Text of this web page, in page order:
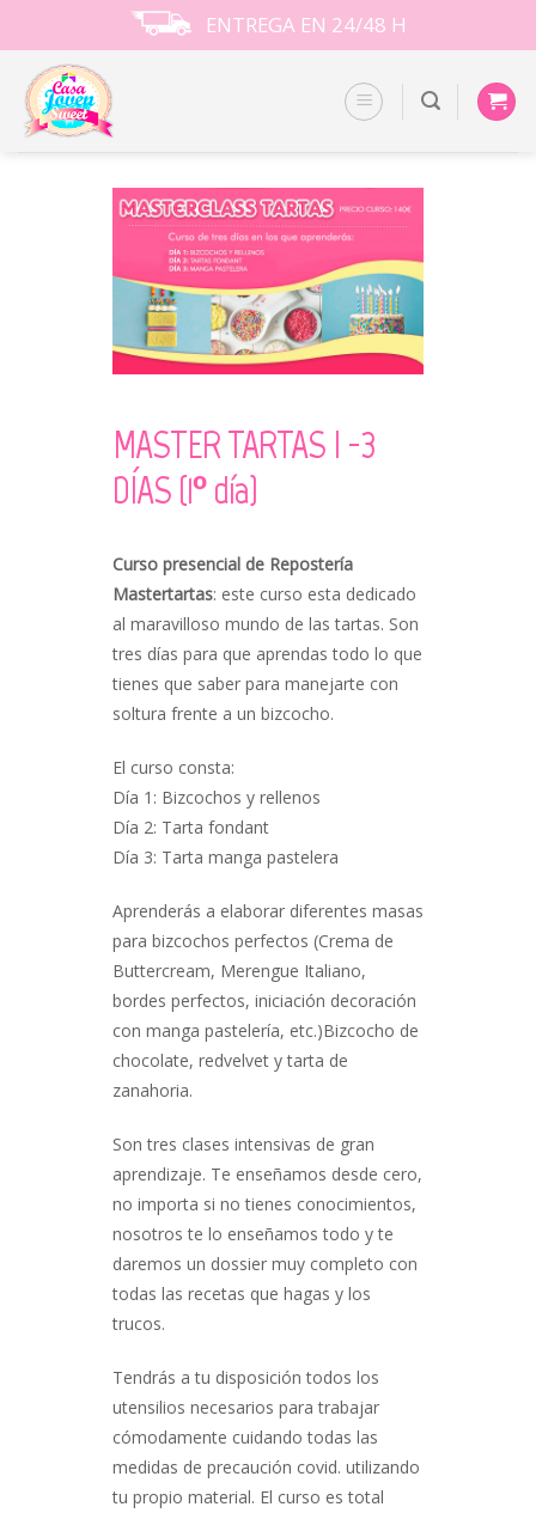
to
content
ENTREGA EN 24/48 H
MASTER TARTAS I -3
DÍAS (1º día)
Curso presencial de Repostería
Mastertartas: este curso esta dedicado
al maravilloso mundo de las tartas. Son
tres días para que aprendas todo lo que
tienes que saber para manejarte con
soltura frente a un bizcocho.
El curso consta:
Día 1: Bizcochos y rellenos
Día 2: Tarta fondant
Día 3: Tarta manga pastelera
Aprenderás a elaborar diferentes masas
para bizcochos perfectos (Crema de
Buttercream, Merengue Italiano,
bordes perfectos, iniciación decoración
con manga pastelería, etc.)Bizcocho de
chocolate, redvelvet y tarta de
zanahoria.
Son tres clases intensivas de gran
aprendizaje. Te enseñamos desde cero,
no importa si no tienes conocimientos,
nosotros te lo enseñamos todo y te
daremos un dossier muy completo con
todas las recetas que hagas y los
trucos.
Tendrás a tu disposición todos los
utensilios necesarios para trabajar
cómodamente cuidando todas las
medidas de precaución covid. utilizando
tu propio material. El curso es total